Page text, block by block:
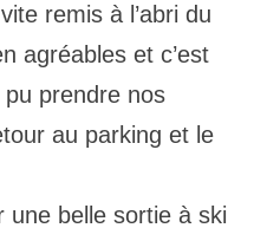
remis à l’abri du
agréables et c’est
prendre nos
au parking et le
une belle sortie à ski